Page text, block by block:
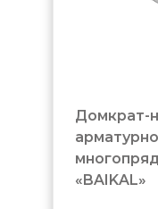
Домкрат-
«BAIKAL»